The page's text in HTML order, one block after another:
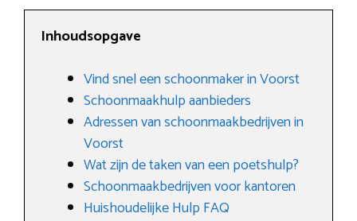
Inhoudsopgave
Vind snel een schoonmaker in Voorst
Schoonmaakhulp aanbieders
Adressen van schoonmaakbedrijven in
Voorst
Wat zijn de taken van een poetshulp?
Schoonmaakbedrijven voor kantoren
Huishoudelijke Hulp FAQ